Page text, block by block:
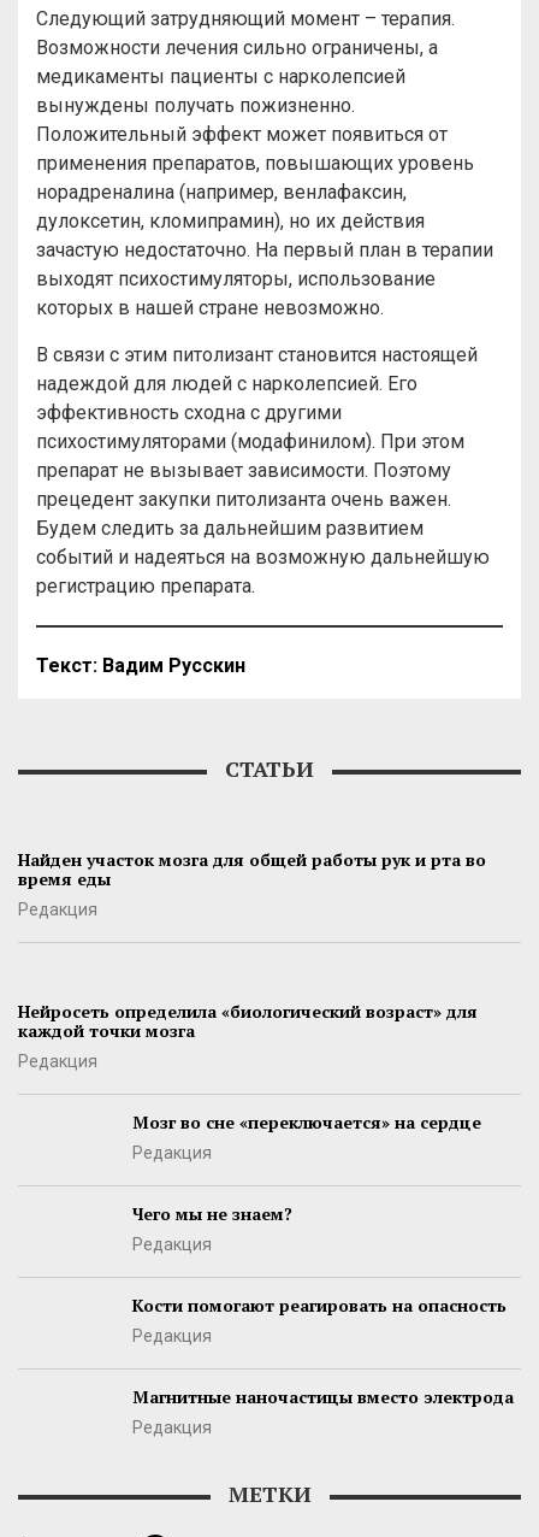
Следующий затрудняющий момент – терапия.
Возможности лечения сильно ограничены, а
медикаменты пациенты с нарколепсией
вынуждены получать пожизненно.
Положительный эффект может появиться от
применения препаратов, повышающих уровень
норадреналина (например, венлафаксин,
дулоксетин, кломипрамин), но их действия
зачастую недостаточно. На первый план в терапии
выходят психостимуляторы, использование
которых в нашей стране невозможно.
В связи с этим питолизант становится настоящей
надеждой для людей с нарколепсией. Его
эффективность сходна с другими
психостимуляторами (модафинилом). При этом
препарат не вызывает зависимости. Поэтому
прецедент закупки питолизанта очень важен.
Будем следить за дальнейшим развитием
событий и надеяться на возможную дальнейшую
регистрацию препарата.
Текст: Вадим Русскин
СТАТЬИ
Найден участок мозга для общей работы рук и рта во
время еды
Редакция
Нейросеть определила «биологический возраст» для
каждой точки мозга
Редакция
Мозг во сне «переключается» на сердце
Редакция
Чего мы не знаем?
Редакция
Кости помогают реагировать на опасность
Редакция
Магнитные наночастицы вместо электрода
Редакция
МЕТКИ